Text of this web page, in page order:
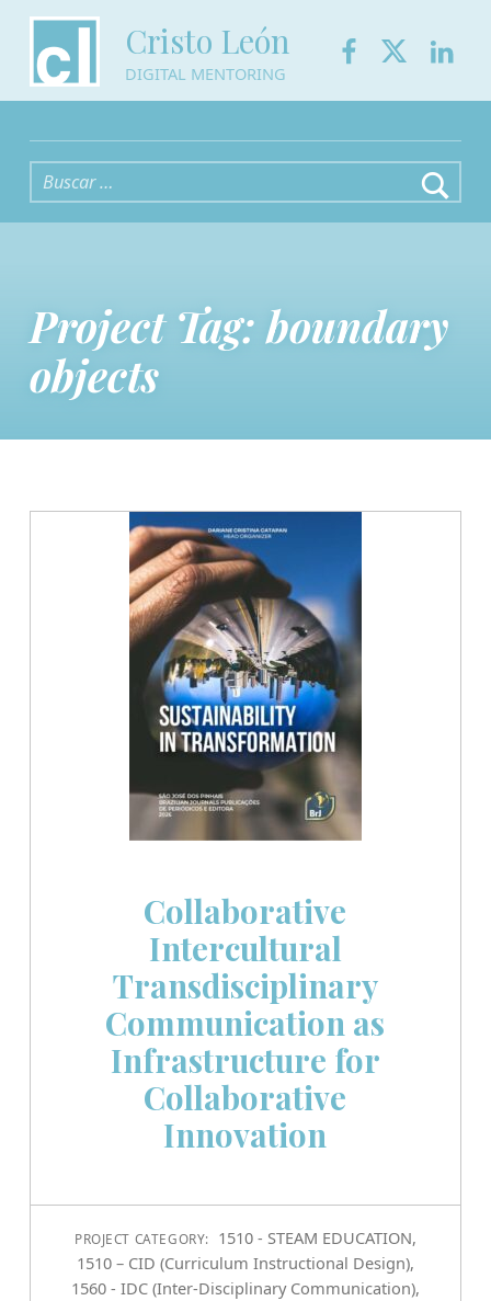
Cristo León
DIGITAL MENTORING
Buscar:
Project Tag:boundary
objects
Collaborative
Intercultural
Transdisciplinary
Communication as
Infrastructure for
Collaborative
Innovation
PROJECT CATEGORY: 1510 - STEAM EDUCATION,
1510 – CID (Curriculum Instructional Design),
1560 - IDC (Inter-Disciplinary Communication),